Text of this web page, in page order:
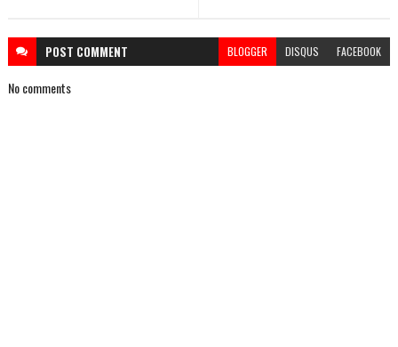
POST COMMENT BLOGGER DISQUS FACEBOOK
No comments